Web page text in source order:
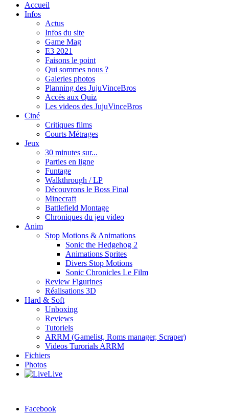
Accueil
Infos
Actus
Infos du site
Game Mag
E3 2021
Faisons le point
Qui sommes nous ?
Galeries photos
Planning des JujuVinceBros
Accès aux Quiz
Les videos des JujuVinceBros
Ciné
Critiques films
Courts Métrages
Jeux
30 minutes sur...
Parties en ligne
Funtage
Walkthrough / LP
Découvrons le Boss Final
Minecraft
Battlefield Montage
Chroniques du jeu video
Anim
Stop Motions & Animations
Sonic the Hedgehog 2
Animations Sprites
Divers Stop Motions
Sonic Chronicles Le Film
Review Figurines
Réalisations 3D
Hard & Soft
Unboxing
Reviews
Tutoriels
ARRM (Gamelist, Roms manager, Scraper)
Videos Turorials ARRM
Fichiers
Photos
Live
Facebook